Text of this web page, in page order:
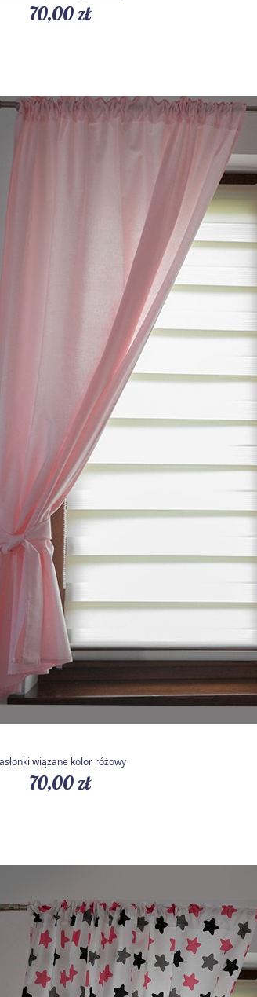
70,00 zł
wiązane kolor różowy
70,00 zł